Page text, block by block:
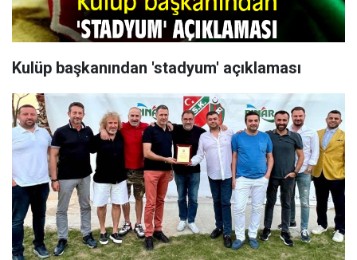
Kulüp başkanından 'stadyum' açıklaması